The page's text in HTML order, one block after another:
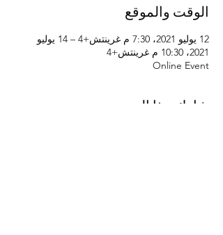
الوقت والموقع
12 يوليو 2021، 7:30 م غرينتش+4 – 14 يوليو
2021، 10:30 م غرينتش+4
Online Event
شارِك هذا الحدث